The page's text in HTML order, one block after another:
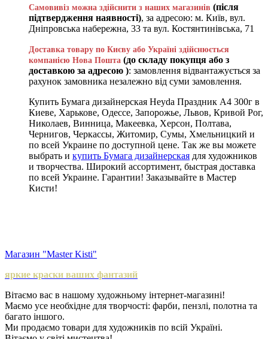
Самовивіз можна здійснити з наших магазинів (після
підтвердження наявності), за адресою: м. Київ, вул.
Дніпровська набережна, 33 та вул. Костянтинівська, 71
Доставка товару по Києву або Україні здійснюється
компанією Нова Пошта (до складу покупця або з
доставкою за адресою ): замовлення відвантажується за
рахунок замовника незалежно від суми замовлення.
Купить Бумага дизайнерская Heyda Праздник А4 300г в
Киеве, Харькове, Одессе, Запорожье, Львов, Кривой Рог,
Николаев, Винница, Макеевка, Херсон, Полтава,
Чернигов, Черкассы, Житомир, Сумы, Хмельницкий и
по всей Украине по доступной цене. Так же вы можете
выбрать и купить Бумага дизайнерская для художников
и творчества. Широкий ассортимент, быстрая доставка
по всей Украине. Гарантии! Заказывайте в Мастер
Кисти!
Магазин "Master Kisti"
яркие краски ваших фантазий
Вітаємо вас в нашому художньому інтернет-магазині!
Маємо усе необхідне для творчості: фарби, пензлі, полотна та
багато іншого.
Ми продаємо товари для художників по всій Україні.